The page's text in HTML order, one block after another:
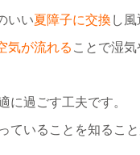
いい夏障子に交換 し
気が流れる ことで湿
に過ごす工夫です。
ていることを知るこ